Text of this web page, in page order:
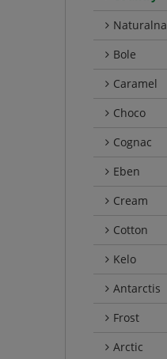
Naturalna
Bole
Caramel
Choco
Cognac
Eben
Cream
Cotton
Kelo
Antarctis
Frost
Arctic